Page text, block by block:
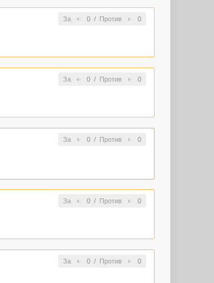
За 0/ Против 0
За 0/ Против 0
За 0/ Против 0
За 0/ Против 0
За 0/ Против 0